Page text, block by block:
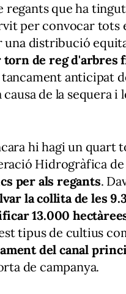
regants que ha
per convocar tots
distribució
de reg d'arbres
anticipat
de la sequera i
hi hagi un quart
Hidrogràfica
per als regants.
la collita de les
13.000
tipus de cultius
del canal
de campanya.